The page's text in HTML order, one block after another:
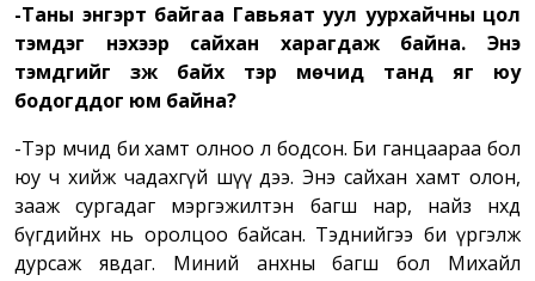
-Таны энгэрт байгаа Гавьяат уул уурхайчны цол
тэмдэг үнэхээр сайхан харагдаж байна. Энэ
тэмдгийг зүүж байх тэр мөчид танд яг юу
бодогддог юм байна?
-Тэр мөчид би хамт олноо л бодсон. Би ганцаараа бол
юу ч хийж чадахгүй шүү дээ. Энэ сайхан хамт олон,
зааж сургадаг мэргэжилтэн багш нар, найз нөхөд
бүгдийнх нь оролцоо байсан. Тэднийгээ би үргэлж
дурсаж явдаг. Миний анхны багш бол Михайл